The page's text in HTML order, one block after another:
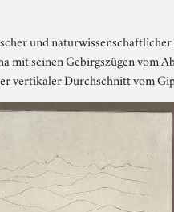
und
mit seinen Gebirgszügen vom
vertikaler Durchschnitt vom